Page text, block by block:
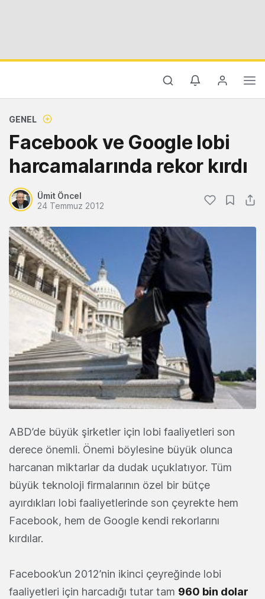
GENEL
Facebook ve Google lobi
harcamalarında rekor kırdı
Ümit Öncel
24 Temmuz 2012
ABD’de büyük şirketler için lobi faaliyetleri son
derece önemli. Önemi böylesine büyük olunca
harcanan miktarlar da dudak uçuklatıyor. Tüm
büyük teknoloji firmalarının özel bir bütçe
ayırdıkları lobi faaliyetlerinde son çeyrekte hem
Facebook, hem de Google kendi rekorlarını
kırdılar.
Facebook’un 2012’nin ikinci çeyreğinde lobi
faaliyetleri için harcadığı tutar tam 960 bin dolar